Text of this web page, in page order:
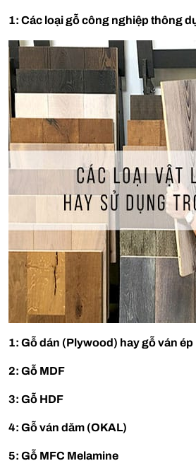
1: Các loại gỗ công nghiệp thông
1: Gỗ dán (Plywood) hay gỗ ván ép
2: Gỗ MDF
3: Gỗ HDF
4: Gỗ ván dăm (OKAL)
5: Gỗ MFC Melamine